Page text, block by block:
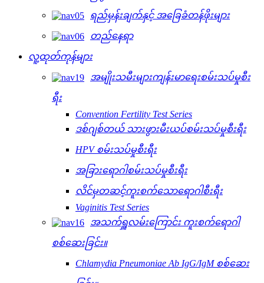
ရည်မှန်းချက်နှင့် အခြေခံတန်ဖိုးများ
တည်နေရာ
လူ့ထုတ်ကုန်များ
အမျိုးသမီးများကျန်းမာရေးစမ်းသပ်မှုစီး
ရီး
Convention Fertility Test Series
ဒစ်ဂျစ်တယ် သားဖွားမီးယပ်စမ်းသပ်မှုစီးရီး
HPV စမ်းသပ်မှုစီးရီး
အခြားရောဂါစမ်းသပ်မှုစီးရီး
လိင်မှတဆင့်ကူးစက်သောရောဂါစီးရီး
Vaginitis Test Series
အသက်ရှူလမ်းကြောင်း ကူးစက်ရောဂါ
စစ်ဆေးခြင်း။
Chlamydia Pneumoniae Ab IgG/IgM စစ်ဆေး